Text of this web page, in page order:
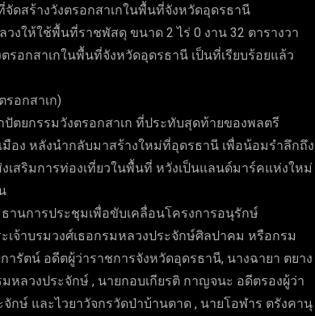
ดสร้างวังตรอกสาเกในพื้นที่จังหวัดอุดรธานี
งให้ใช้พื้นที่ราชพัสดุ ขนาด 2 ไร่ 0 งาน 32 ตารางวา
อกสาเกในพื้นที่จังหวัดอุดรธานี เป็นที่เรียบร้อยแล้ว
อกสาเก)
ตยกรรมวังตรอกสาเก ที่ประทับสุดท้ายของพลตรี
อง หลังนำกลับมาสร้างใหม่ที่อุดรธานี เพื่อน้อมรำลึกถึง
สริมการท่องเที่ยวในพื้นที่ หวังเป็นแลนด์มาร์คแห่งใหม่
านการประชุมเพื่อขับเคลื่อนโครงการอนุรักษ์
เจ้าบรมวงศ์เธอกรมหลวงประจักษ์ศิลปาคม หรือกรม
รัตน์ อดีตผู้ว่าราชการจังหวัดอุดรธานี, นางฉายา ตยาง
ลวงประจักษ์ , นายกอบเกียรติ กาญจนะ อดีตรองผู้ว่า
ษ์ และไวยาวัจกรวัดป่าบ้านตาด , นายโอฬาร ตรังคานุ